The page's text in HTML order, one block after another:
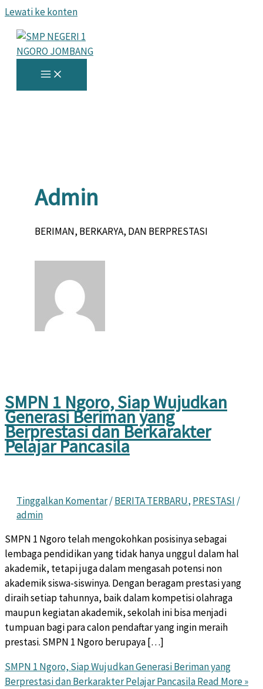
Lewati ke konten
Admin
BERIMAN, BERKARYA, DAN BERPRESTASI
SMPN 1 Ngoro, Siap Wujudkan
Generasi Beriman yang
Berprestasi dan Berkarakter
Pelajar Pancasila
Tinggalkan Komentar/BERITA TERBARU, PRESTASI /
admin
SMPN 1 Ngoro telah mengokohkan posisinya sebagai
lembaga pendidikan yang tidak hanya unggul dalam hal
akademik, tetapi juga dalam mengasah potensi non
akademik siswa-siswinya. Dengan beragam prestasi yang
diraih setiap tahunnya, baik dalam kompetisi olahraga
maupun kegiatan akademik, sekolah ini bisa menjadi
tumpuan bagi para calon pendaftar yang ingin meraih
prestasi. SMPN 1 Ngoro berupaya […]
SMPN 1 Ngoro, Siap Wujudkan Generasi Beriman yang
Berprestasi dan Berkarakter Pelajar PancasilaRead More »